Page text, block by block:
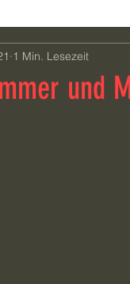
und
1 Min. Lesezeit